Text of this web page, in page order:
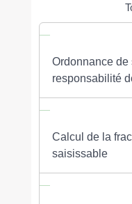
Ordonnance de
responsabilité
Calcul de la
saisissable